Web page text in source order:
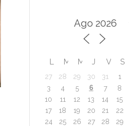
L M M J V S
27 28 29 30 31 1
3
4 5 6 7 8
10
11 12 13 14 15
17
18 19 20 21 22
24
25 26 27 28 29